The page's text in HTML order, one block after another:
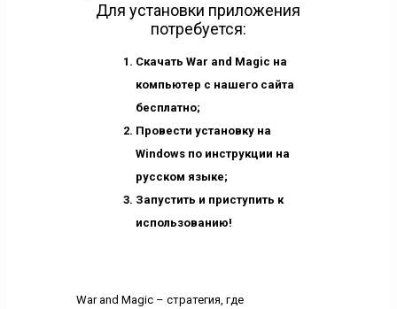
Для установки приложения
потребуется:
Скачать War and Magic на
компьютер с нашего сайта
бесплатно;
Провести установку на
Windows по инструкции на
русском языке;
Запустить и приступить к
использованию!
War and Magic – стратегия, где